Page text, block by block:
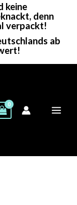
keine
denn
verpackt!
ab